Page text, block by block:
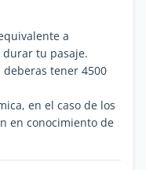
a
durar tu pasaje.
tener 4500
en el caso de los
en conocimiento de